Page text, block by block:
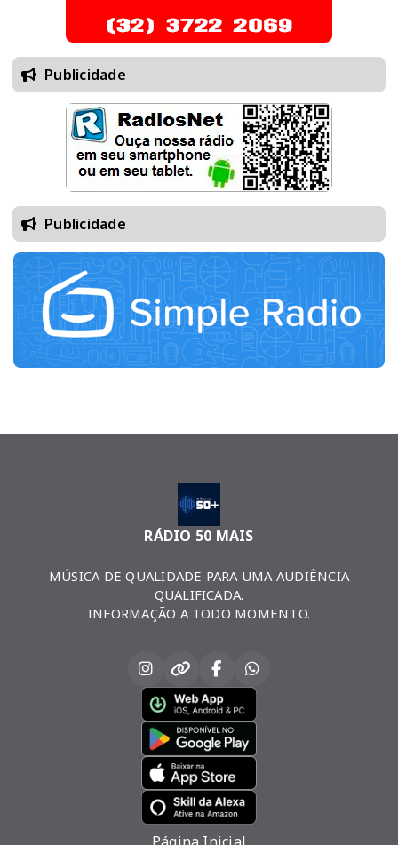
Publicidade
Publicidade
RÁDIO 50 MAIS
MÚSICA DE QUALIDADE PARA UMA AUDIÊNCIA
QUALIFICADA.
INFORMAÇÃO A TODO MOMENTO.